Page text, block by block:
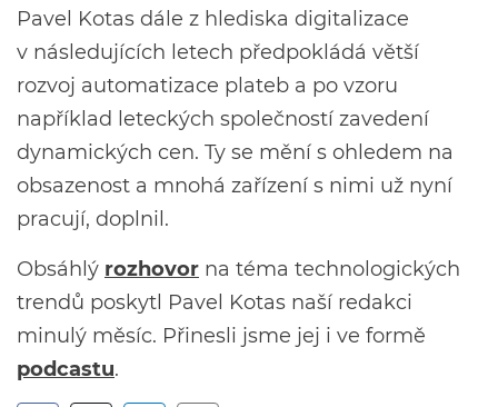
Pavel Kotas dále z hlediska digitalizace
v následujících letech předpokládá větší
rozvoj automatizace plateb a po vzoru
například leteckých společností zavedení
dynamických cen. Ty se mění s ohledem na
obsazenost a mnohá zařízení s nimi už nyní
pracují, doplnil.
Obsáhlý rozhovor na téma technologických
trendů poskytl Pavel Kotas naší redakci
minulý měsíc. Přinesli jsme jej i ve formě
podcastu.